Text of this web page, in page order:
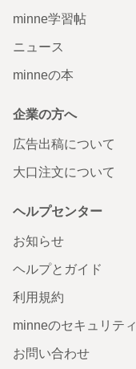
minne学習帖
ニュース
minneの本
企業の方へ
広告出稿について
大口注文について
ヘルプセンター
お知らせ
ヘルプとガイド
利用規約
minneのセキュリティ
お問い合わせ